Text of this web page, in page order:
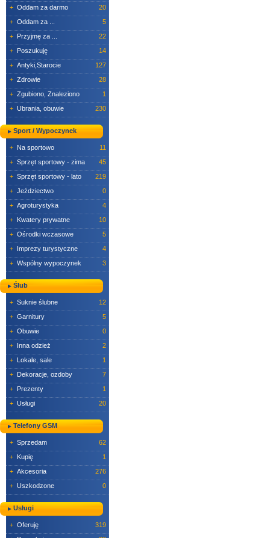
+ Oddam za darmo
20
+ Oddam za ...
5
+ Przyjmę za ...
22
+ Poszukuję
14
+ Antyki,Starocie
127
+ Zdrowie
28
+ Zgubiono, Znaleziono
1
+ Ubrania, obuwie 230
Sport / Wypoczynek
+ Na sportowo
11
+ Sprzęt sportowy - zima
45
+ Sprzęt sportowy - lato
219
+ Jeździectwo
0
+ Agroturystyka
4
+ Kwatery prywatne
10
+ Ośrodki wczasowe
5
+ Imprezy turystyczne
4
+ Wspólny wypoczynek 3
Ślub
+ Suknie ślubne
12
+ Garnitury
5
+ Obuwie
0
+ Inna odzież
2
+ Lokale, sale
1
+ Dekoracje, ozdoby
7
+ Prezenty
1
+ Usługi 20
Telefony GSM
+ Sprzedam
62
+ Kupię
1
+ Akcesoria
276
+ Uszkodzone 0
Usługi
+ Oferuję
319